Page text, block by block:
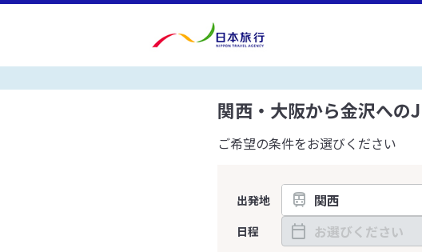
関西・大阪から金沢への
ご希望の条件をお選びください
出発地
日程